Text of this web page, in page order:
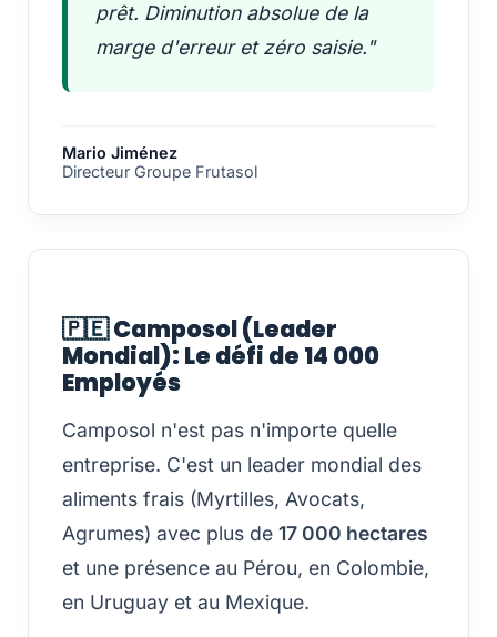
prêt. Diminution absolue de la
marge d'erreur et zéro saisie."
Mario Jiménez
Directeur Groupe Frutasol
🇵🇪 Camposol (Leader
Mondial): Le défi de 14 000
Employés
Camposol n'est pas n'importe quelle
entreprise. C'est un leader mondial des
aliments frais (Myrtilles, Avocats,
Agrumes) avec plus de 17 000 hectares
et une présence au Pérou, en Colombie,
en Uruguay et au Mexique.